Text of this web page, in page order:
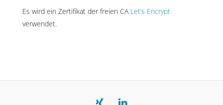
Es wird ein Zertifikat der freien CA Let’s Encrypt
verwendet.